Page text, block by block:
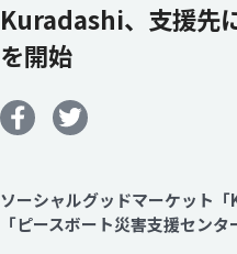
Kuradashi、支援先
を開始
ソーシャルグッドマーケット
「ピースボート災害支援セン